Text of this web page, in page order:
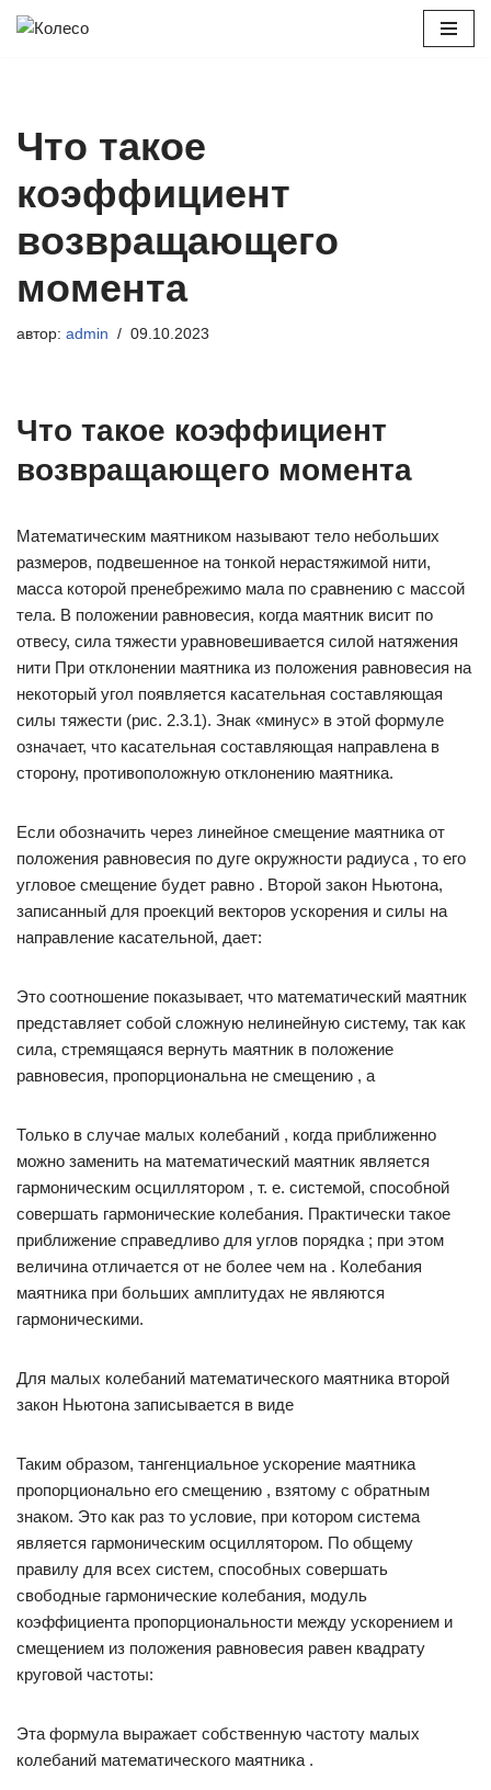
Что такое
коэффициент
возвращающего
момента
автор: admin 09.10.2023
Что такое коэффициент
возвращающего момента
Математическим маятником называют тело небольших
размеров, подвешенное на тонкой нерастяжимой нити,
масса которой пренебрежимо мала по сравнению с массой
тела. В положении равновесия, когда маятник висит по
отвесу, сила тяжести уравновешивается силой натяжения
нити При отклонении маятника из положения равновесия на
некоторый угол появляется касательная составляющая
силы тяжести (рис. 2.3.1). Знак «минус» в этой формуле
означает, что касательная составляющая направлена в
сторону, противоположную отклонению маятника.
Если обозначить через линейное смещение маятника от
положения равновесия по дуге окружности радиуса , то его
угловое смещение будет равно . Второй закон Ньютона,
записанный для проекций векторов ускорения и силы на
направление касательной, дает:
Это соотношение показывает, что математический маятник
представляет собой сложную нелинейную систему, так как
сила, стремящаяся вернуть маятник в положение
равновесия, пропорциональна не смещению , а
Только в случае малых колебаний , когда приближенно
можно заменить на математический маятник является
гармоническим осциллятором , т. е. системой, способной
совершать гармонические колебания. Практически такое
приближение справедливо для углов порядка ; при этом
величина отличается от не более чем на . Колебания
маятника при больших амплитудах не являются
гармоническими.
Для малых колебаний математического маятника второй
закон Ньютона записывается в виде
Таким образом, тангенциальное ускорение маятника
пропорционально его смещению , взятому с обратным
знаком. Это как раз то условие, при котором система
является гармоническим осциллятором. По общему
правилу для всех систем, способных совершать
свободные гармонические колебания, модуль
коэффициента пропорциональности между ускорением и
смещением из положения равновесия равен квадрату
круговой частоты:
Эта формула выражает собственную частоту малых
колебаний математического маятника .